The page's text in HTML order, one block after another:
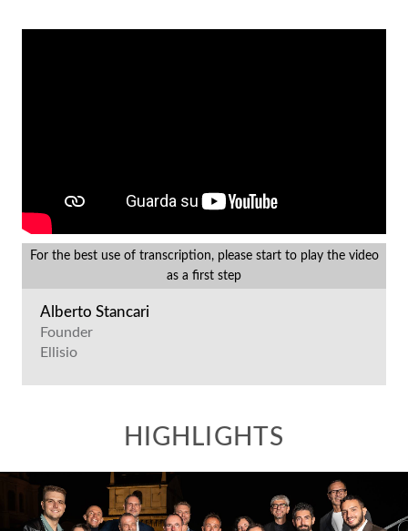
For the best use of transcription, please start to play the video
as a first step
Alberto Stancari
Founder
Ellisio